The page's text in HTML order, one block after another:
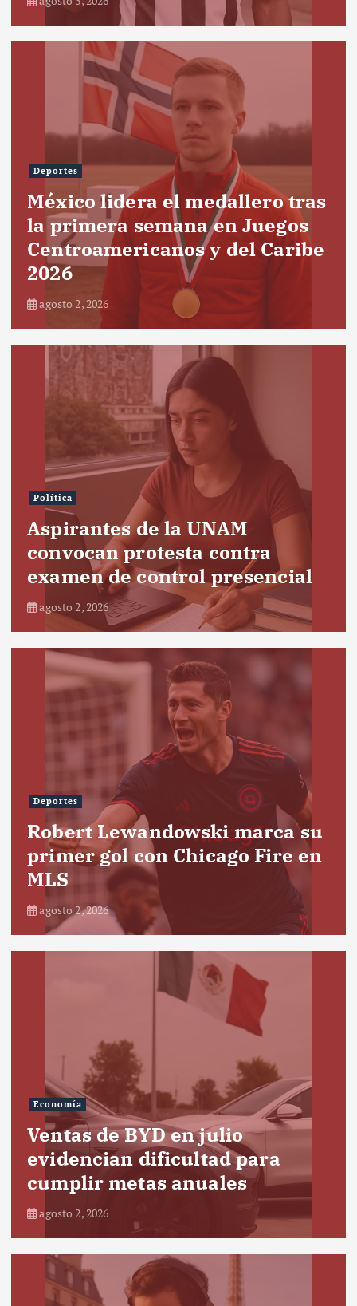
Deportes
México lidera el medallero tras
la primera semana en Juegos
Centroamericanos y del Caribe
2026
agosto 2, 2026
Política
Aspirantes de la UNAM
convocan protesta contra
examen de control presencial
agosto 2, 2026
Deportes
Robert Lewandowski marca su
primer gol con Chicago Fire en
MLS
agosto 2, 2026
Economía
Ventas de BYD en julio
evidencian dificultad para
cumplir metas anuales
agosto 2, 2026